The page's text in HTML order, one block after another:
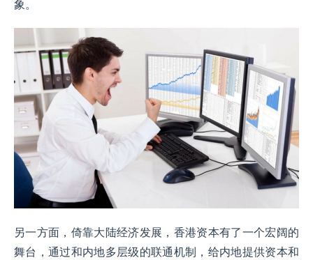
象。
另一方面，倚靠大陆经济发展，香港资本有了一个宏阔的
舞台，通过和内地多层级的联通机制，给内地提供资本和